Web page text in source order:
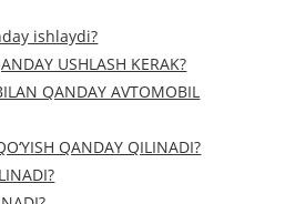
ishlaydi?
USHLASH KERAK?
QANDAY AVTOMOBIL
QANDAY QILINADI?